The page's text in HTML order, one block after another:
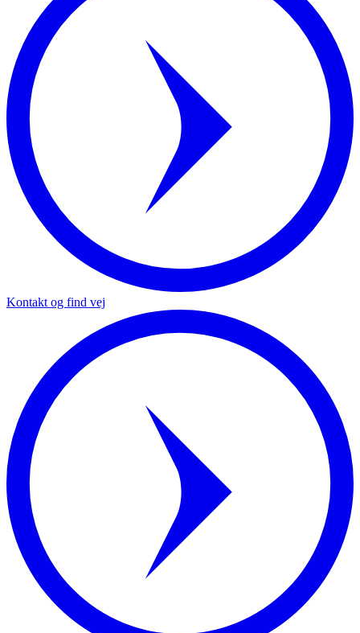
Kontakt og find vej